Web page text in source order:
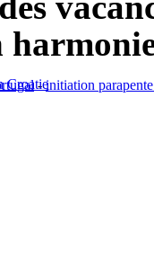
-initiation
Croatie